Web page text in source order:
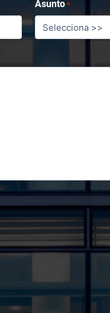
Asunto *